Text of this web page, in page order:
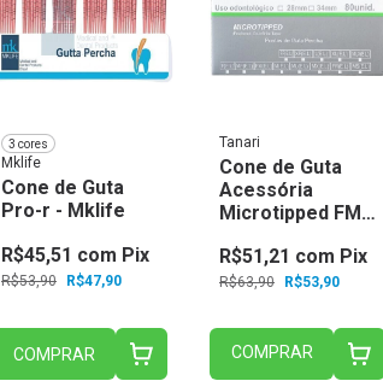
3 cores
Mklife
Cone de Guta
Pro-r - Mklife
R$53,90 R$47,90
R$45,51 com Pix
COMPRAR
Tanari
Cone de Guta
Acessória
Microtipped FM
R$63,90 R$53,90
R$51,21 com Pix
COMPRAR